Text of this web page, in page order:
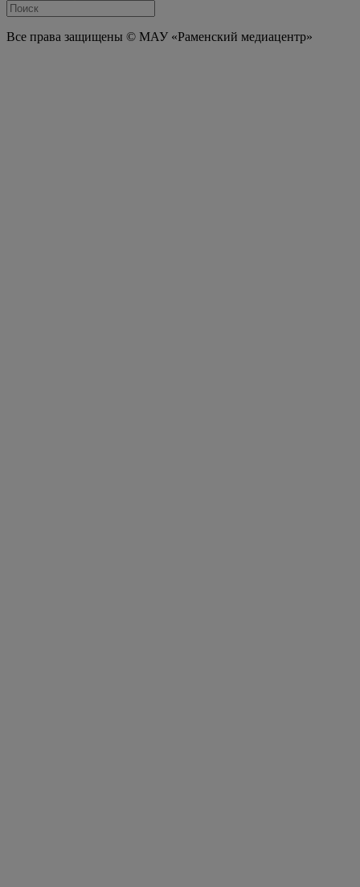
Все права защищены © МАУ «Раменский медиацентр»